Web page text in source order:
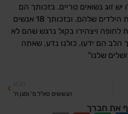
בזכותך הם
הילדים שלהם.
ובזכותך 18 אנשים
לחופה ויצהירו בקול נרגש שהם לא
הלב הם ידעו, כולנו נדע, שאתה
שלנו"
הגששים סא"ל מ' וסגן ח'
את חברך